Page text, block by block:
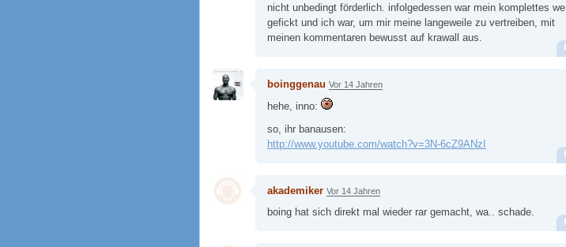
nicht unbedingt förderlich. infolgedessen war mein komplettes we
gefickt und ich war, um mir meine langeweile zu vertreiben, mit
meinen kommentaren bewusst auf krawall aus.
boinggenau Vor 14 Jahren
hehe, inno:
so, ihr banausen:
http://www.youtube.com/watch?v=3N-6cZ9ANzI
akademiker Vor 14 Jahren
boing hat sich direkt mal wieder rar gemacht, wa.. schade.